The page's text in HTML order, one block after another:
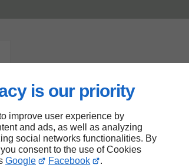
is our priority
improve user experience by
and ads, as well as analyzing
social networks functionalities. By
consent to the use of Cookies
Google Facebook .